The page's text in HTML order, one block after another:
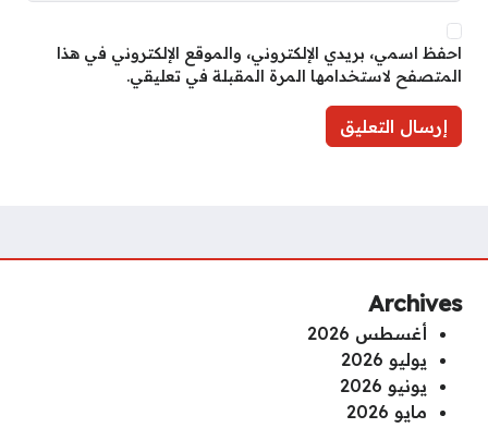
احفظ اسمي، بريدي الإلكتروني، والموقع الإلكتروني في هذا
المتصفح لاستخدامها المرة المقبلة في تعليقي.
Archives
أغسطس 2026
يوليو 2026
يونيو 2026
مايو 2026